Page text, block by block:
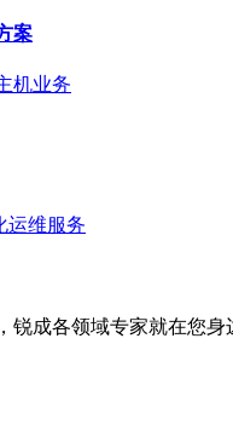
案
机业务
运维服务
锐成各领域专家就在您身